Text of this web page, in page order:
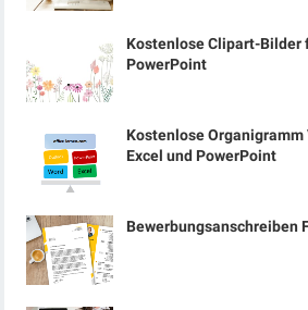
Kostenlose Clipart-Bilder
PowerPoint
Kostenlose Organigramm
Excel und PowerPoint
Bewerbungsanschreiben